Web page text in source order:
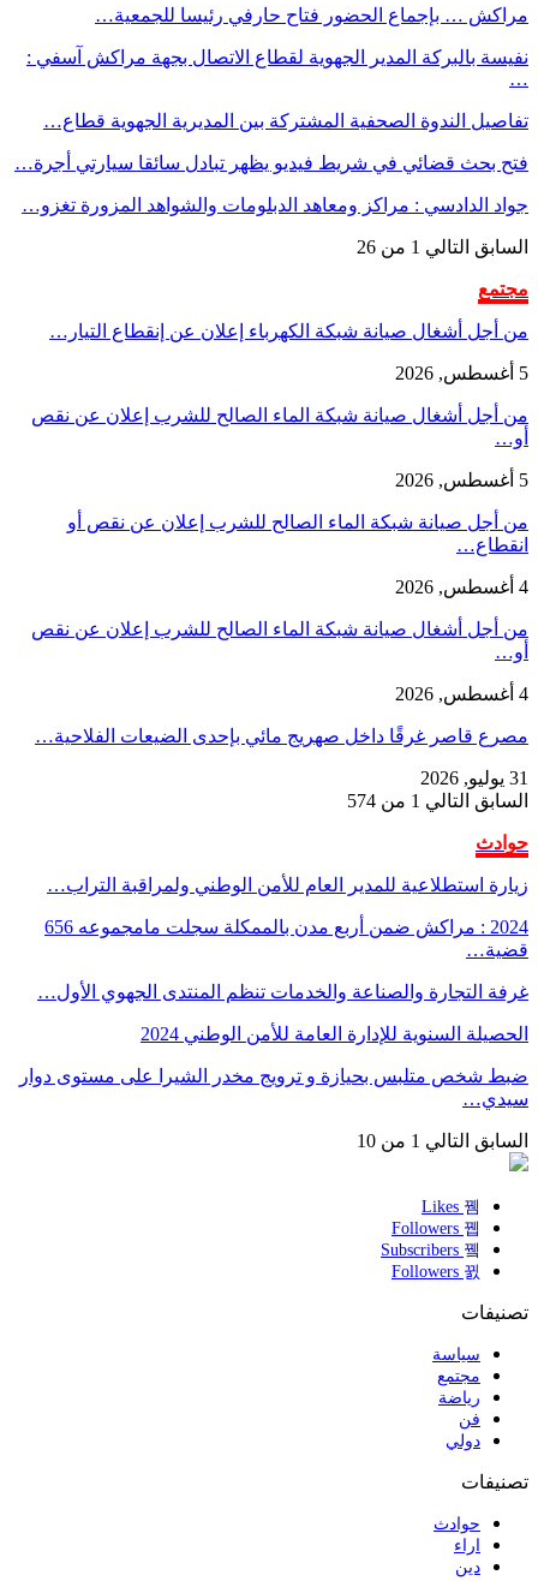
مراكش … بإجماع الحضور فتاح حارفي رئيسا للجمعية…
نفيسة بالبركة المدير الجهوية لقطاع الاتصال بجهة مراكش آسفي :
…
تفاصيل الندوة الصحفية المشتركة بين المديرية الجهوية قطاع…
فتح بحث قضائي في شريط فيديو يظهر تبادل سائقا سيارتي أجرة…
جواد الدادسي : مراكز ومعاهد الدبلومات والشواهد المزورة تغزو…
السابق التالي 1 من 26
مجتمع
من أجل أشغال صيانة شبكة الكهرباء إعلان عن إنقطاع التيار…
5 أغسطس, 2026
من أجل أشغال صيانة شبكة الماء الصالح للشرب إعلان عن نقص
أو…
5 أغسطس, 2026
من أجل صيانة شبكة الماء الصالح للشرب إعلان عن نقص أو
انقطاع…
4 أغسطس, 2026
من أجل أشغال صيانة شبكة الماء الصالح للشرب إعلان عن نقص
أو…
4 أغسطس, 2026
مصرع قاصر غرقًا داخل صهريج مائي بإحدى الضيعات الفلاحية…
31 يوليو, 2026
السابق التالي 1 من 574
حوادث
زيارة استطلاعية للمدير العام للأمن الوطني ولمراقبة التراب…
2024 : مراكش ضمن أربع مدن بالممكلة سجلت مامجموعه 656
قضية…
غرفة التجارة والصناعة والخدمات تنظم المنتدى الجهوي الأول…
الحصيلة السنوية للإدارة العامة للأمن الوطني 2024
ضبط شخص متلبس بحيازة و ترويج مخدر الشيرا على مستوى دوار
سيدي…
السابق التالي 1 من 10
تصنيفات
سياسة
مجتمع
رياضة
فن
دولي
تصنيفات
حوادث
اراء
دين